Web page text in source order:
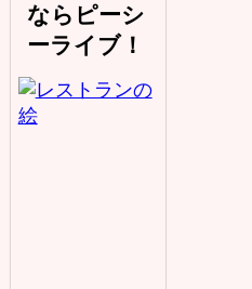
ならピーシ
ーライブ！